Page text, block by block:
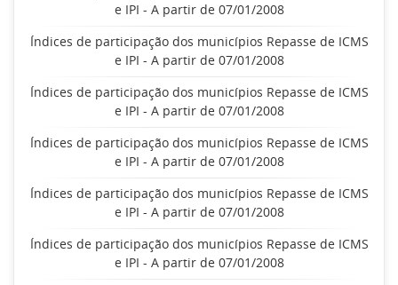
e IPI - A partir de 07/01/2008
Índices de participação dos municípios Repasse de ICMS
e IPI - A partir de 07/01/2008
Índices de participação dos municípios Repasse de ICMS
e IPI - A partir de 07/01/2008
Índices de participação dos municípios Repasse de ICMS
e IPI - A partir de 07/01/2008
Índices de participação dos municípios Repasse de ICMS
e IPI - A partir de 07/01/2008
Índices de participação dos municípios Repasse de ICMS
e IPI - A partir de 07/01/2008